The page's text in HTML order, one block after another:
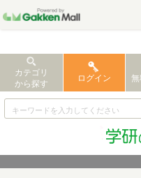
カテゴリ
から探す
ログイン